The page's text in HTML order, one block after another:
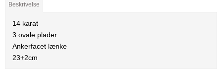
Beskrivelse
14 karat
3 ovale plader
Ankerfacet lænke
23+2cm